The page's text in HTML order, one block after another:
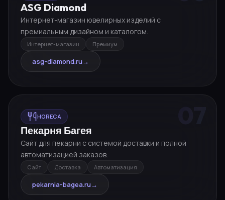
ASG Diamond
Интернет-магазин ювелирных изделий с
премиальным дизайном и каталогом.
Интернет-магазин Премиум
asg-diamond.ru→
HORECA
Пекарня Багея
Сайт для пекарни с системой доставки и полной
автоматизацией заказов.
Сайт Доставка Автоматизация
pekarnia-bagea.ru→